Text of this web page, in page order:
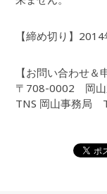
【締め切り】
【お問い合わせ＆
〒708-0002 岡山
TNS 岡山事務局